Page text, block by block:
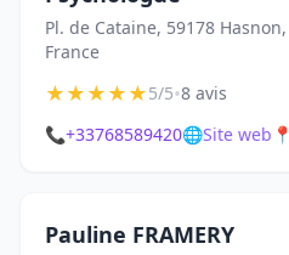
Pl. de Cataine, 59178 Hasnon,
France
★★★★★5/5•8 avis
📞+33768589420🌐Site web 📍
Pauline FRAMERY